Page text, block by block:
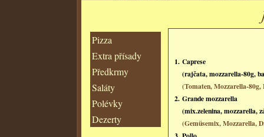
Pizza
Extra přísady
Předkrmy
Saláty
Polévky
Dezerty
1. Caprese
(rajčata, mozzarella-80g,
(Tomaten, Mozzarella-
2. Grande mozzarella
(mix.zelenina, mozzarella,
(Gemüsemix, Mozzarella,